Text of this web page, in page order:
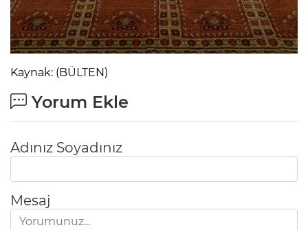
Kaynak: (BÜLTEN)
Yorum Ekle
Adınız Soyadınız
Mesaj